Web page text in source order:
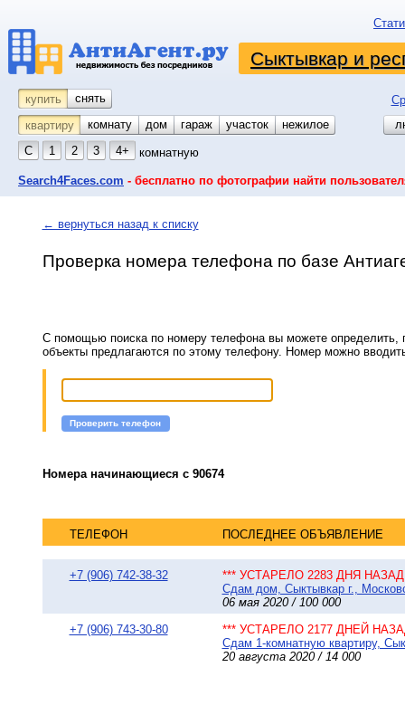
Сыктывкар и
купить снять
квартиру
комнату койко-место
дом гараж участок
нежилое
С
1 2 3 4+ комнатную
Search4Faces.com - бесплатно по фотографии найти
← вернуться назад к списку
Проверка номера телефона по базе
С помощью поиска по номеру телефона вы можете определить,
объекты предлагаются по этому телефону. Номер можно
Проверить телефон
Номера начинающиеся с 90674
ТЕЛЕФОН ПОСЛЕДНЕЕ ОБЪЯВЛЕНИЕ
+7 (906) 742-38-32
*** УСТАРЕЛО 2283 ДНЯ НАЗАД
Сдам дом, Сыктывкар г.,
06 мая 2020 / 100 000
+7 (906) 743-30-80
*** УСТАРЕЛО 2177 ДНЕЙ
Сдам 1-комнатную квартиру,
20 августа 2020 / 14 000